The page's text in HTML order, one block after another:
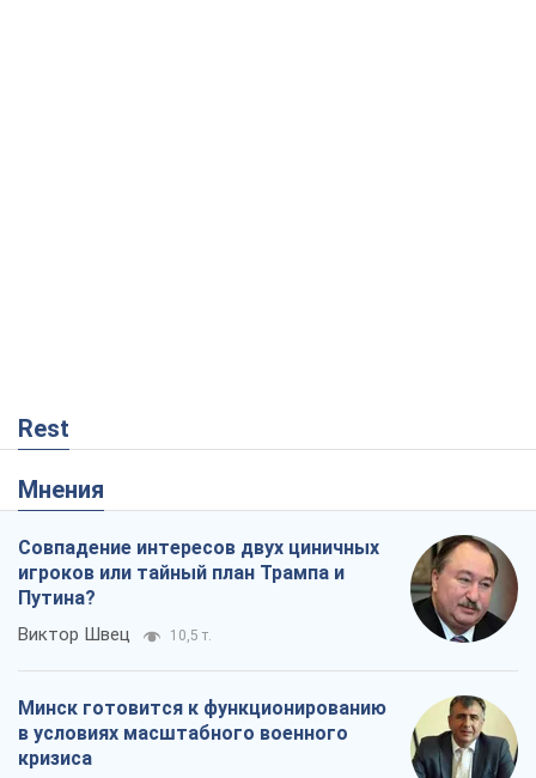
Rest
Мнения
Совпадение интересов двух циничных
игроков или тайный план Трампа и
Путина?
Виктор Швец 10,5 т.
Минск готовится к функционированию
в условиях масштабного военного
кризиса